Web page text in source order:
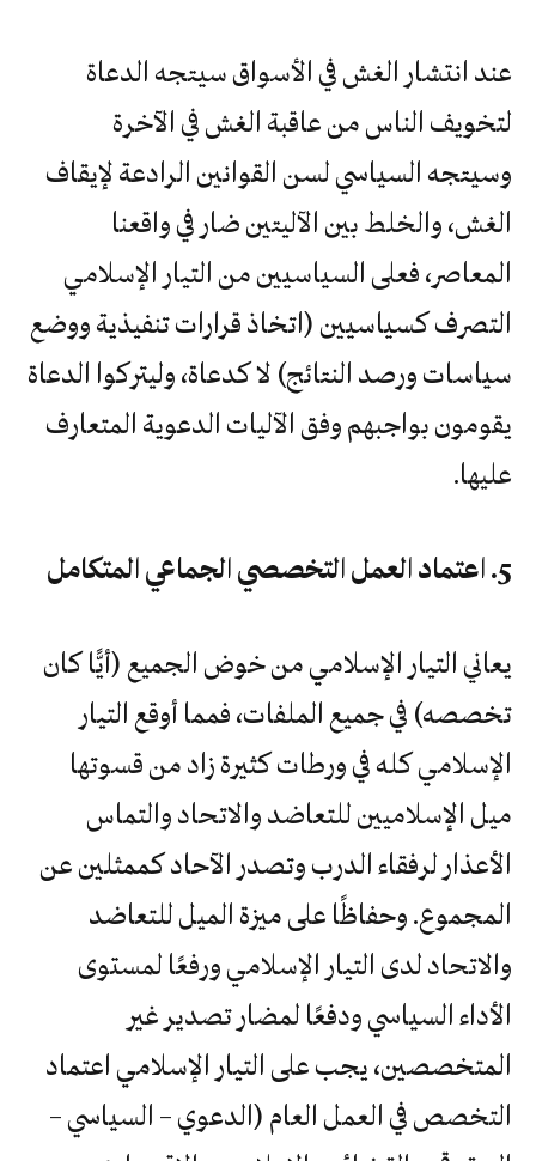
عند انتشار الغش في الأسواق سيتجه الدعاة
لتخويف الناس من عاقبة الغش في الآخرة
وسيتجه السياسي لسن القوانين الرادعة لإيقاف
الغش، والخلط بين الآليتين ضار في واقعنا
المعاصر، فعلى السياسيين من التيار الإسلامي
التصرف كسياسيين (اتخاذ قرارات تنفيذية ووضع
سياسات ورصد النتائج) لا كدعاة، وليتركوا الدعاة
يقومون بواجبهم وفق الآليات الدعوية المتعارف
عليها.
5. اعتماد العمل التخصصي الجماعي المتكامل
يعاني التيار الإسلامي من خوض الجميع (أيًّا كان
تخصصه) في جميع الملفات، فمما أوقع التيار
الإسلامي كله في ورطات كثيرة زاد من قسوتها
ميل الإسلاميين للتعاضد والاتحاد والتماس
الأعذار لرفقاء الدرب وتصدر الآحاد كممثلين عن
المجموع. وحفاظًا على ميزة الميل للتعاضد
والاتحاد لدى التيار الإسلامي ورفعًا لمستوى
الأداء السياسي ودفعًا لمضار تصدير غير
المتخصصين، يجب على التيار الإسلامي اعتماد
التخصص في العمل العام (الدعوي – السياسي –